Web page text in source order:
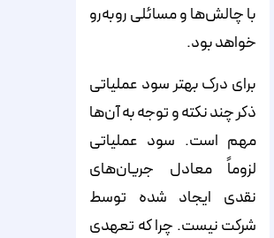
با چالش‌ها و مسائلی روبه‌رو
خواهد بود.
برای درک بهتر سود عملیاتی
ذکر چند نکته و توجه به آن‌ها
مهم است. سود عملیاتی
لزوماً معادل جریان‌های
نقدی ایجاد شده توسط
شرکت نیست. چرا که تعهدی